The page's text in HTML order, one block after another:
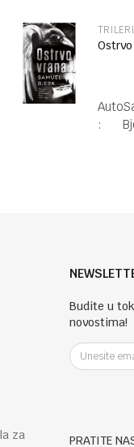
Autor
:
za
Budite u
novostima!
PRATITE